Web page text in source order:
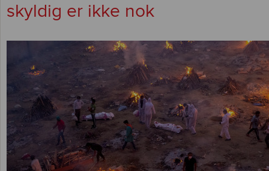
skyldig er ikke nok